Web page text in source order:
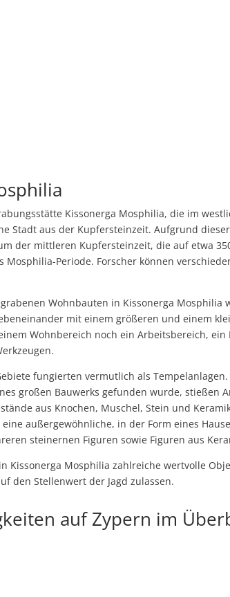
Kissonerga Mosphilia, die im
Stadt aus der Kupfersteinzeit. Aufgrund
der mittleren Kupfersteinzeit, die auf etwa
Mosphilia-Periode. Forscher können
Wohnbauten in Kissonerga
mit einem größeren und einem
Wohnbereich noch ein Arbeitsbereich,
fungierten vermutlich als
großen Bauwerks gefunden wurde, stießen
aus Knochen, Muschel, Stein und
außergewöhnliche, in der Form eines
steinernen Figuren sowie Figuren aus
Kissonerga Mosphilia zahlreiche wertvolle
den Stellenwert der Jagd zulassen.
auf Zypern im